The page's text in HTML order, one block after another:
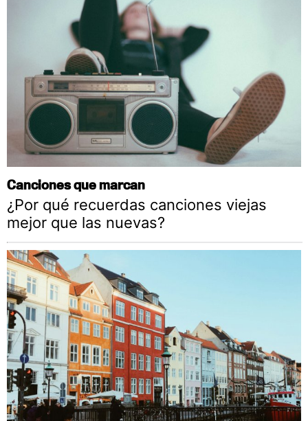
Canciones que marcan
¿Por qué recuerdas canciones viejas
mejor que las nuevas?